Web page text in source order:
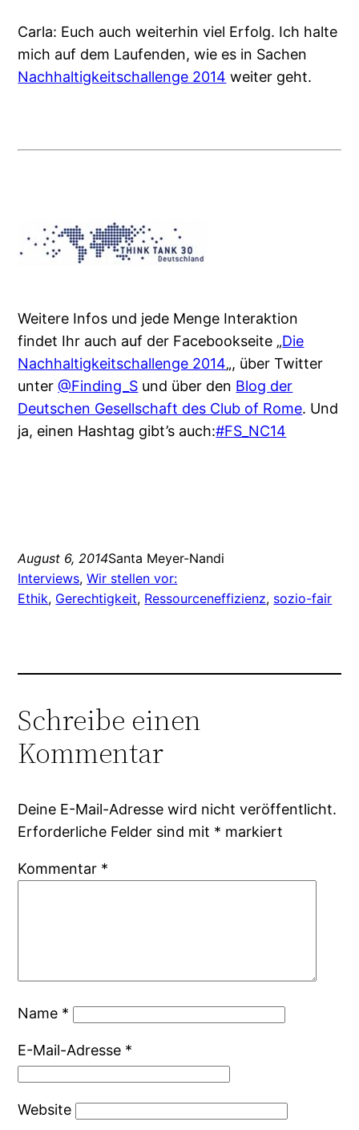
Carla: Euch auch weiterhin viel Erfolg. Ich halte
mich auf dem Laufenden, wie es in Sachen
Nachhaltigkeitschallenge 2014 weiter geht.
Weitere Infos und jede Menge Interaktion
findet Ihr auch auf der Facebookseite „Die
Nachhaltigkeitschallenge 2014„, über Twitter
unter@Finding_S und über den Blog der
Deutschen Gesellschaft des Club of Rome. Und
ja, einen Hashtag gibt’s auch:#FS_NC14
August 6, 2014Santa Meyer-Nandi
Interviews, Wir stellen vor:
Ethik, Gerechtigkeit, Ressourceneffizienz, sozio-fair
Schreibe einen
Kommentar
Deine E-Mail-Adresse wird nicht veröffentlicht.
Erforderliche Felder sind mit * markiert
Kommentar *
Name *
E-Mail-Adresse *
Website